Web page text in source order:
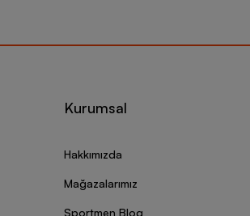
Kurumsal
Hakkımızda
Mağazalarımız
Sportmen Blog